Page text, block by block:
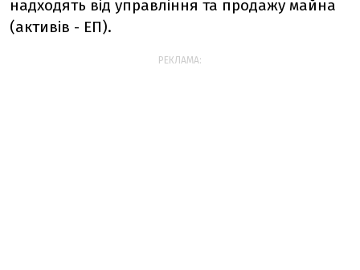
надходять від управління та продажу майна
(активів - ЕП).
РЕКЛАМА: